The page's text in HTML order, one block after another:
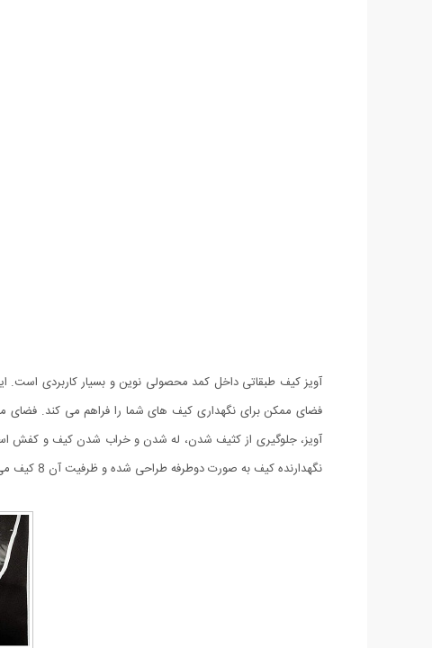
آویز کیف طبقاتی داخل کمد محصولی نوین و بسیار کاربردی است.
فضای ممکن برای نگهداری کیف های شما را فراهم می کند. فضای
آویز، جلوگیری از کثیف شدن، له شدن و خراب شدن کیف و کفش
نگهدارنده کیف به صورت دوطرفه طراحی شده و ظرفیت آن 8 کیف می باشد.